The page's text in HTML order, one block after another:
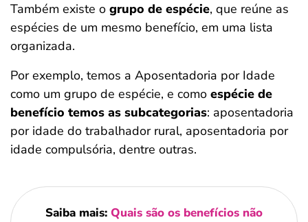
Também existe o grupo de espécie, que reúne as
espécies de um mesmo benefício, em uma lista
organizada.
Por exemplo, temos a Aposentadoria por Idade
como um grupo de espécie, e como espécie de
benefício temos as subcategorias: aposentadoria
por idade do trabalhador rural, aposentadoria por
idade compulsória, dentre outras.
Saiba mais: Quais são os benefícios não